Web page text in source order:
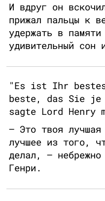
И вдруг он
прижал пальцы к
удержать в
удивительный сон
"Es ist Ihr
beste, das Sie je
sagte Lord Henry
– Это твоя
лучшее из того,
делал, – небрежно
Генри.